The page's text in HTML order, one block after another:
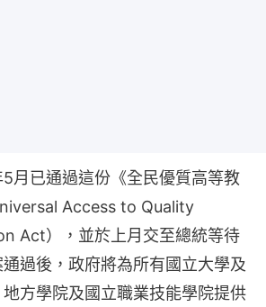
月已通過這份《全民優質高等教
Access to Quality
Act），並於上月交至總統等待
過後，政府將為所有國立大學及
方學院及國立職業技能學院提供